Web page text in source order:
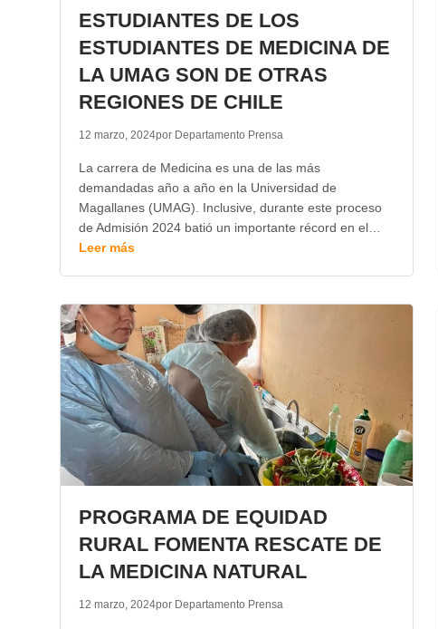
ESTUDIANTES DE LOS
ESTUDIANTES DE MEDICINA DE
LA UMAG SON DE OTRAS
REGIONES DE CHILE
12 marzo, 2024por Departamento Prensa
La carrera de Medicina es una de las más
demandadas año a año en la Universidad de
Magallanes (UMAG). Inclusive, durante este proceso
de Admisión 2024 batió un importante récord en el…
Leer más
PROGRAMA DE EQUIDAD
RURAL FOMENTA RESCATE DE
LA MEDICINA NATURAL
12 marzo, 2024por Departamento Prensa